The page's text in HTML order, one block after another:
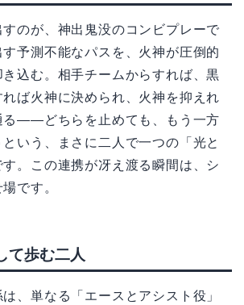
のが、神出鬼没のコンビプレーで
予測不能なパスを、火神が圧倒的
込む。相手チームからすれば、黒
ば火神に決められ、火神を抑えれ
る——どちらを止めても、もう一方
いう、まさに二人で一つの「光と
。この連携が冴え渡る瞬間は、シ
です。
て歩む二人
、単なる「エースとアシスト役」